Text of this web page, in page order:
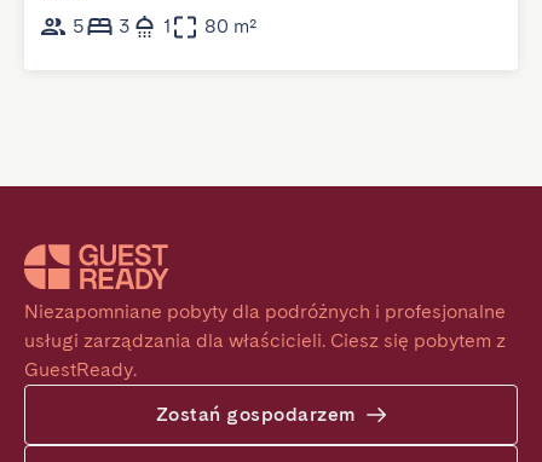
5
3 1 80 m²
Niezapomniane pobyty dla podróżnych i profesjonalne
usługi zarządzania dla właścicieli. Ciesz się pobytem z
GuestReady.
Zostań gospodarzem